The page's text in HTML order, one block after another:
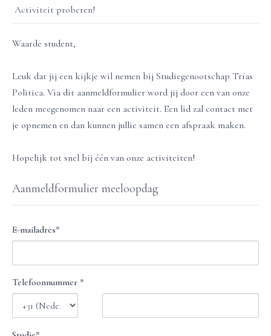
Activiteit proberen!
Waarde student,
Leuk dat jij een kijkje wil nemen bij Studiegenootschap Trias
Politica. Via dit aanmeldformulier word jij door een van onze
leden meegenomen naar een activiteit. Een lid zal contact met
je opnemen en dan kunnen jullie samen een afspraak maken.
Hopelijk tot snel bij één van onze activiteiten!
Aanmeldformulier meeloopdag
E-mailadres*
Telefoonnummer *